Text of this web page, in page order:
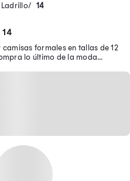
Ladrillo 14
14
formales en tallas de 12
lo último de la moda